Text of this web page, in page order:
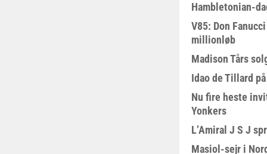
Hambletonian-
V85: Don
millionløb
Madison Tårs
Idao de Tillard
Nu fire heste
Yonkers
L’Amiral J S J
Masiol-sejr i